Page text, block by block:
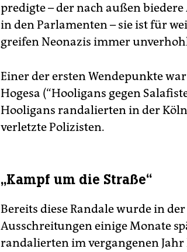
predigte – der nach außen
in den Parlamenten – sie ist für
greifen Neonazis immer
Einer der ersten Wendepunkte
Hogesa (“Hooligans gegen
Hooligans randalierten in der
verletzte Polizisten.
„Kampf um die Straße“
Bereits diese Randale wurde in
Ausschreitungen einige Monate
randalierten im vergangenen